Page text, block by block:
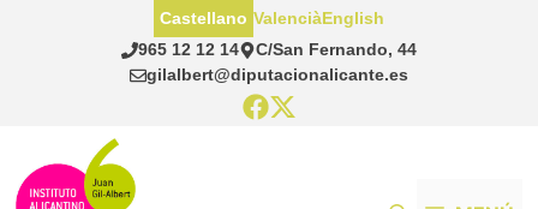
965 12 12 14
C/San Fernando, 44
gilalbert@diputacionalicante.es
Castellano ValenciàEnglish